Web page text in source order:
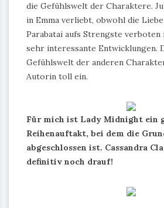
die Gefühlswelt der Charaktere.
in Emma verliebt, obwohl die
Parabatai aufs Strengste
sehr interessante Entwicklungen.
Gefühlswelt der anderen
Autorin toll ein.
Für mich ist Lady Midnight ein
Reihenauftakt, bei dem die
abgeschlossen ist. Cassandra
definitiv noch drauf!